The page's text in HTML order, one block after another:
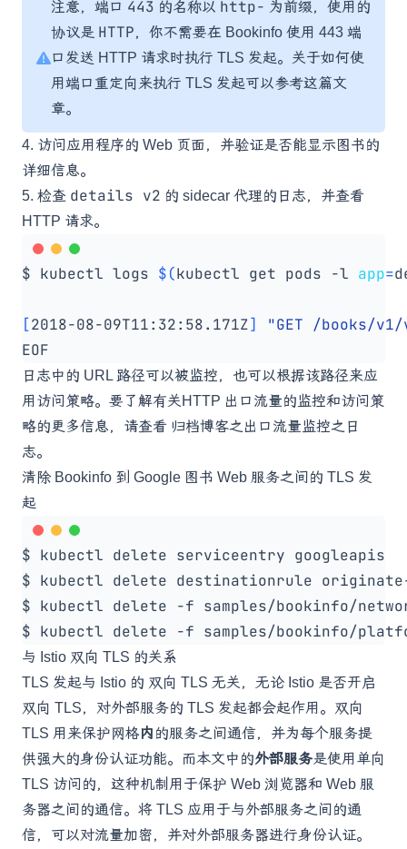
注意，端口 443 的名称以 http- 为前缀，使用的
协议是 HTTP，你不需要在 Bookinfo 使用 443 端
口发送 HTTP 请求时执行 TLS 发起。关于如何使
用端口重定向来执行 TLS 发起可以参考这篇文
章。
4. 访问应用程序的 Web 页面，并验证是否能显示图书的
详细信息。
5. 检查 details v2 的 sidecar 代理的日志，并查看
HTTP 请求。
$ kubectl logs $(kubectl get pods -l app=
[2018-08-09T11:32:58.171Z]
"GET /books/v1/
日志中的 URL 路径可以被监控，也可以根据该路径来应
用访问策略。要了解有关HTTP 出口流量的监控和访问策
略的更多信息，请查看 归档博客之出口流量监控之日
志。
清除 Bookinfo 到 Google 图书 Web 服务之间的 TLS 发
起
与 Istio 双向 TLS 的关系
TLS 发起与 Istio 的 双向 TLS 无关，无论 Istio 是否开启
双向 TLS，对外部服务的 TLS 发起都会起作用。双向
TLS 用来保护网格内 的服务之间通信，并为每个服务提
供强大的身份认证功能。而本文中的外部服务是使用单向
TLS 访问的，这种机制用于保护 Web 浏览器和 Web 服
务器之间的通信。将 TLS 应用于与外部服务之间的通
信，可以对流量加密，并对外部服务器进行身份认证。